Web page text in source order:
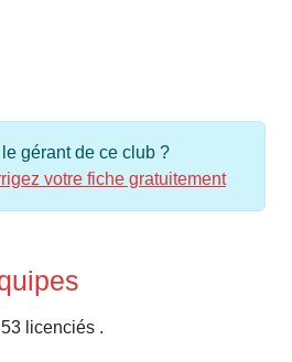
gérant de ce club ?
votre fiche gratuitement
licenciés .